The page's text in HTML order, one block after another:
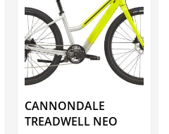
CANNONDALE
TREADWELL NEO